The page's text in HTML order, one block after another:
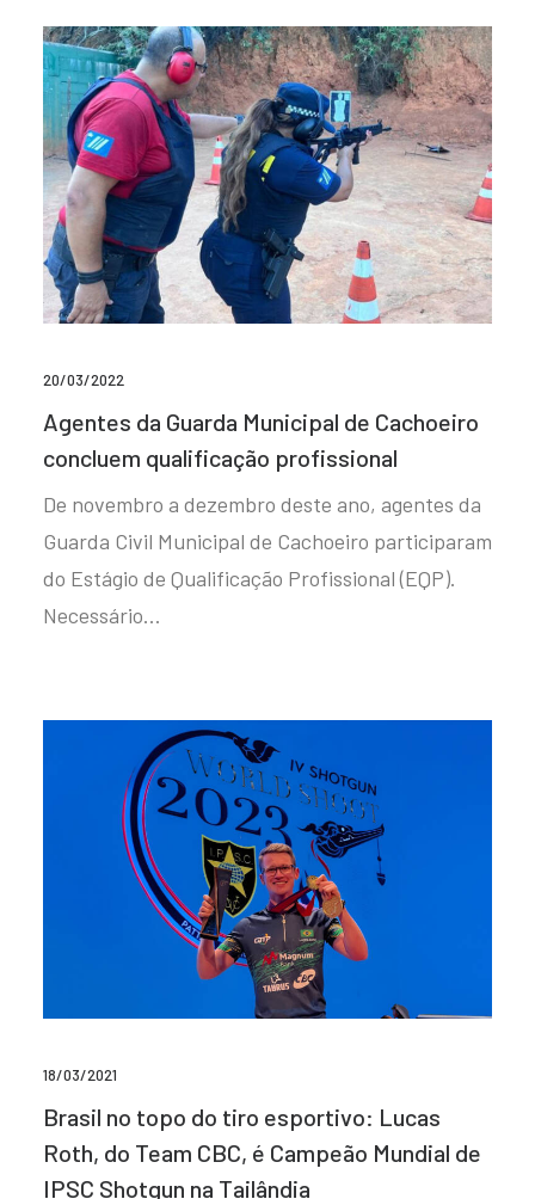
20/03/2022
Agentes da Guarda Municipal de Cachoeiro
concluem qualificação profissional
De novembro a dezembro deste ano, agentes da
Guarda Civil Municipal de Cachoeiro participaram
do Estágio de Qualificação Profissional (EQP).
Necessário…
18/03/2021
Brasil no topo do tiro esportivo: Lucas
Roth, do Team CBC, é Campeão Mundial de
IPSC Shotgun na Tailândia